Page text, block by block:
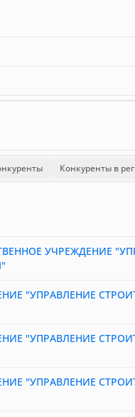
Конкуренты в
УЧРЕЖДЕНИЕ
"УПРАВЛЕНИЕ
"УПРАВЛЕНИЕ
"УПРАВЛЕНИЕ